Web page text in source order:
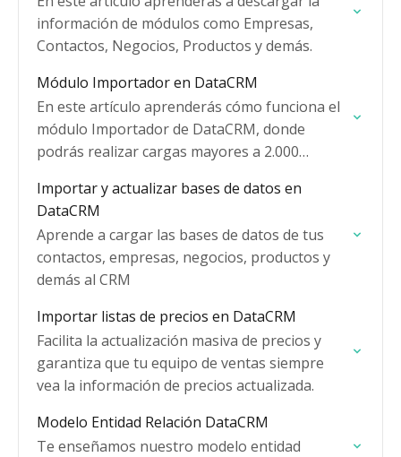
información de módulos como Empresas,
Contactos, Negocios, Productos y demás.
Módulo Importador en DataCRM
En este artículo aprenderás cómo funciona el
módulo Importador de DataCRM, donde
podrás realizar cargas mayores a 2.000
Importar y actualizar bases de datos en
DataCRM
Aprende a cargar las bases de datos de tus
contactos, empresas, negocios, productos y
demás al CRM
Importar listas de precios en DataCRM
Facilita la actualización masiva de precios y
garantiza que tu equipo de ventas siempre
vea la información de precios actualizada.
Modelo Entidad Relación DataCRM
Te enseñamos nuestro modelo entidad